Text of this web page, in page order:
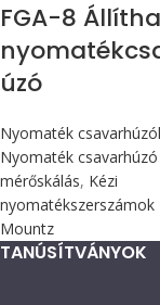
FGA-8
úzó
Nyomaték
Nyomaték
mérőskálás, Kézi
nyomatékszerszámok
Mountz
TANÚSÍTVÁNYOK